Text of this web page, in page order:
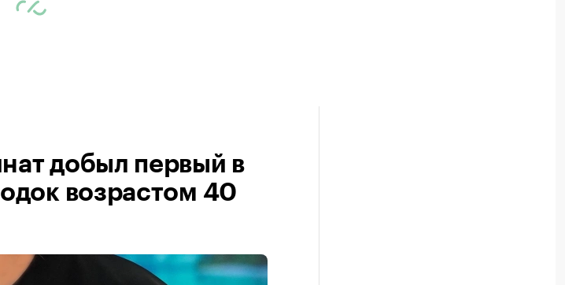
добыл первый в
возрастом 40